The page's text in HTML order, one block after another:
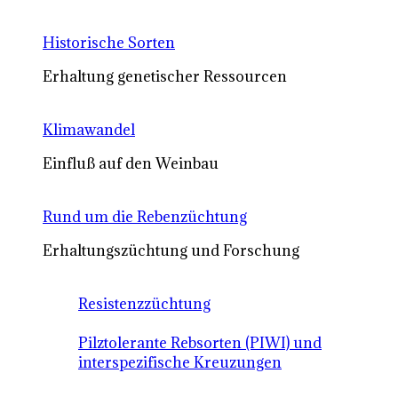
Historische Sorten
Erhaltung genetischer Ressourcen
Klimawandel
Einfluß auf den Weinbau
Rund um die Rebenzüchtung
Erhaltungszüchtung und Forschung
Resistenzzüchtung
Pilztolerante Rebsorten (PIWI) und
interspezifische Kreuzungen